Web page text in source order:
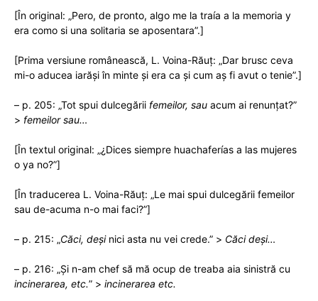
[În original: „Pero, de pronto, algo me la traía a la memoria y
era como si una solitaria se aposentara”.]
[Prima versiune românească, L. Voina-Răuț: „Dar brusc ceva
mi-o aducea iarăşi în minte şi era ca şi cum aş fi avut o tenie”.]
– p. 205: „Tot spui dulcegării femeilor, sau acum ai renunțat?”
> femeilor sau…
[În textul original: „¿Dices siempre huachaferías a las mujeres
o ya no?”]
[În traducerea L. Voina-Răuț: „Le mai spui dulcegării femeilor
sau de-acuma n-o mai faci?”]
– p. 215: „Căci, deși nici asta nu vei crede.” > Căci deși…
– p. 216: „Și n-am chef să mă ocup de treaba aia sinistră cu
incinerarea, etc.” > incinerarea etc.